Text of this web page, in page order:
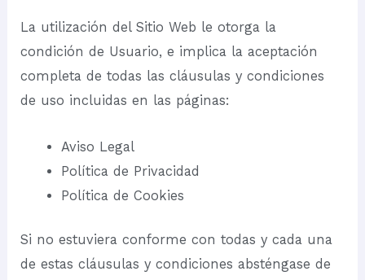
La utilización del Sitio Web le otorga la
condición de Usuario, e implica la aceptación
completa de todas las cláusulas y condiciones
de uso incluidas en las páginas:
Aviso Legal
Política de Privacidad
Política de Cookies
Si no estuviera conforme con todas y cada una
de estas cláusulas y condiciones absténgase de